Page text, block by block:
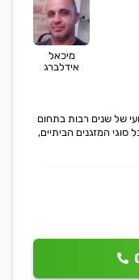
מיכאל
אידלברג
של שנים רבות בתחום
המזגנים הביתיים,